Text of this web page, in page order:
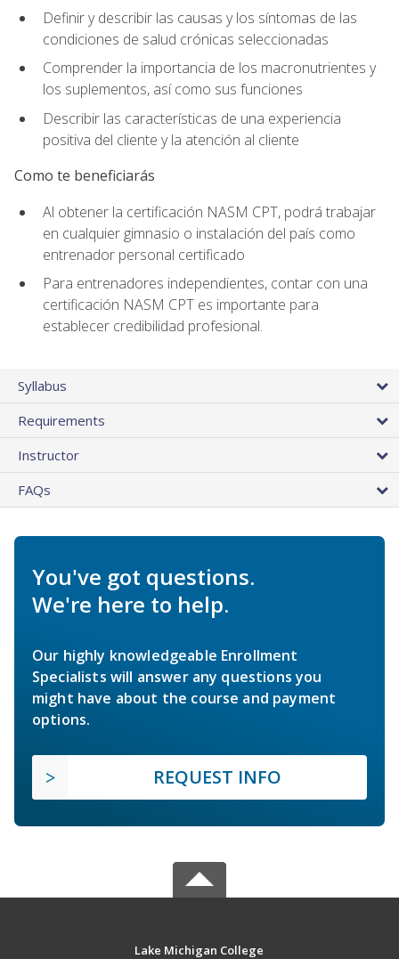
Definir y describir las causas y los síntomas de las
condiciones de salud crónicas seleccionadas
Comprender la importancia de los macronutrientes y
los suplementos, así como sus funciones
Describir las características de una experiencia
positiva del cliente y la atención al cliente
Como te beneficiarás
Al obtener la certificación NASM CPT, podrá trabajar
en cualquier gimnasio o instalación del país como
entrenador personal certificado
Para entrenadores independientes, contar con una
certificación NASM CPT es importante para
establecer credibilidad profesional.
Syllabus
Requirements
Instructor
FAQs
You've got questions.
We're here to help.
Our highly knowledgeable Enrollment
Specialists will answer any questions you
might have about the course and payment
options.
REQUEST INFO
Lake Michigan College